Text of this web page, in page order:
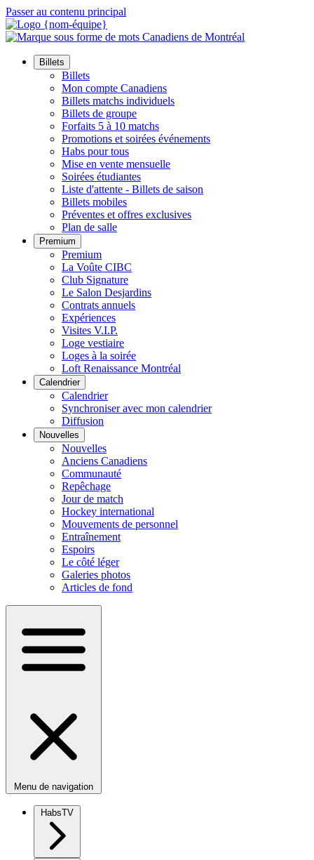
Passer au contenu principal
Billets
Billets
Mon compte Canadiens
Billets matchs individuels
Billets de groupe
Forfaits 5 à 10 matchs
Promotions et soirées événements
Habs pour tous
Mise en vente mensuelle
Soirées étudiantes
Liste d'attente - Billets de saison
Billets mobiles
Préventes et offres exclusives
Plan de salle
Premium
Premium
La Voûte CIBC
Club Signature
Le Salon Desjardins
Contrats annuels
Expériences
Visites V.I.P.
Loge vestiaire
Loges à la soirée
Loft Renaissance Montréal
Calendrier
Calendrier
Synchroniser avec mon calendrier
Diffusion
Nouvelles
Nouvelles
Anciens Canadiens
Communauté
Repêchage
Jour de match
Hockey international
Mouvements de personnel
Entraînement
Espoirs
Le côté léger
Galeries photos
Articles de fond
Menu de navigation
HabsTV